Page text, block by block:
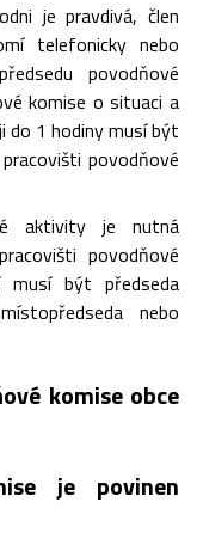
je pravdivá, člen
telefonicky nebo
povodňové
komise o situaci a
do 1 hodiny musí být
povodňové
aktivity je nutná
povodňové
musí být předseda
nebo
komise obce
je povinen